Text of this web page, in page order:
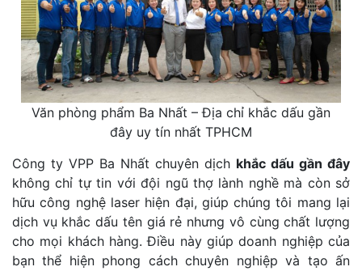
Văn phòng phẩm Ba Nhất – Địa chỉ khắc dấu gần
đây uy tín nhất TPHCM
Công ty VPP Ba Nhất chuyên dịch khắc dấu gần đây
không chỉ tự tin với đội ngũ thợ lành nghề mà còn sở
hữu công nghệ laser hiện đại, giúp chúng tôi mang lại
dịch vụ khắc dấu tên giá rẻ nhưng vô cùng chất lượng
cho mọi khách hàng. Điều này giúp doanh nghiệp của
bạn thể hiện phong cách chuyên nghiệp và tạo ấn